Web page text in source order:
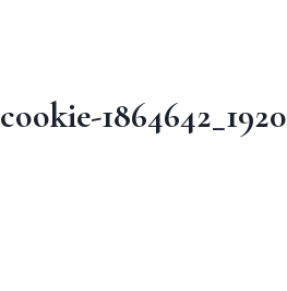
cookie-1864642_1920